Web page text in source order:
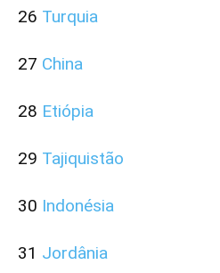
26 Turquia
27 China
28 Etiópia
29 Tajiquistão
30 Indonésia
31 Jordânia